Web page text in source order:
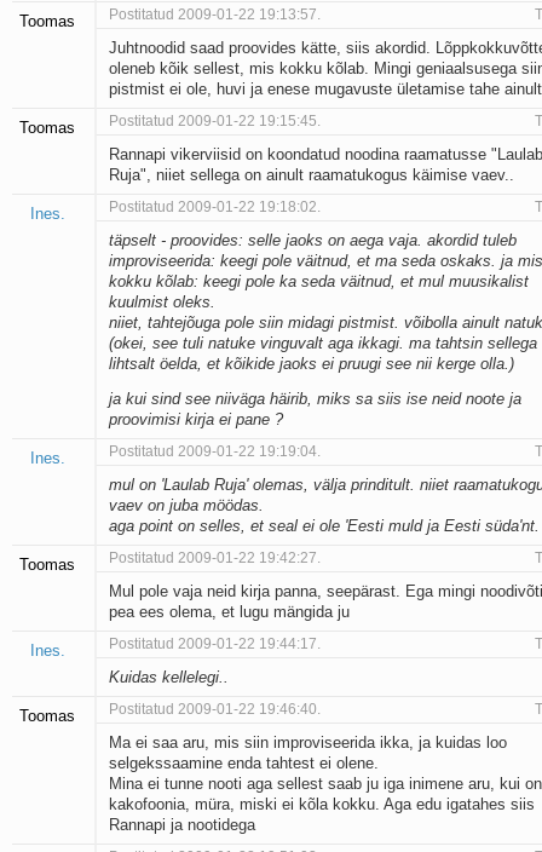
Toomas Postitatud 2009-01-22 19:13:57.
Juhtnoodid saad proovides kätte, siis akordid.
oleneb kõik sellest, mis kokku kõlab. Mingi geniaalsusega
pistmist ei ole, huvi ja enese mugavuste ületamise tahe
Toomas Postitatud 2009-01-22 19:15:45.
Rannapi vikerviisid on koondatud noodina raamatusse "Laulab
Ruja", niiet sellega on ainult raamatukogus käimise vaev..
Ines. Postitatud 2009-01-22 19:18:02.
täpselt - proovides: selle jaoks on aega vaja. akordid tuleb
improviseerida: keegi pole väitnud, et ma seda oskaks. ja mis
kokku kõlab: keegi pole ka seda väitnud, et mul muusikalist
kuulmist oleks.
niiet, tahtejõuga pole siin midagi pistmist. võibolla ainult
(okei, see tuli natuke vinguvalt aga ikkagi. ma tahtsin sellega
lihtsalt öelda, et kõikide jaoks ei pruugi see nii kerge olla.)
ja kui sind see niiväga häirib, miks sa siis ise neid noote ja
proovimisi kirja ei pane ?
Ines. Postitatud 2009-01-22 19:19:04.
mul on 'Laulab Ruja' olemas, välja prinditult. niiet
vaev on juba möödas.
aga point on selles, et seal ei ole 'Eesti muld ja Eesti süda'nt.
Toomas Postitatud 2009-01-22 19:42:27.
Mul pole vaja neid kirja panna, seepärast. Ega mingi
pea ees olema, et lugu mängida ju
Ines. Postitatud 2009-01-22 19:44:17.
Kuidas kellelegi..
Toomas Postitatud 2009-01-22 19:46:40.
Ma ei saa aru, mis siin improviseerida ikka, ja kuidas loo
selgekssaamine enda tahtest ei olene.
Mina ei tunne nooti aga sellest saab ju iga inimene aru, kui on
kakofoonia, müra, miski ei kõla kokku. Aga edu igatahes siis
Rannapi ja nootidega